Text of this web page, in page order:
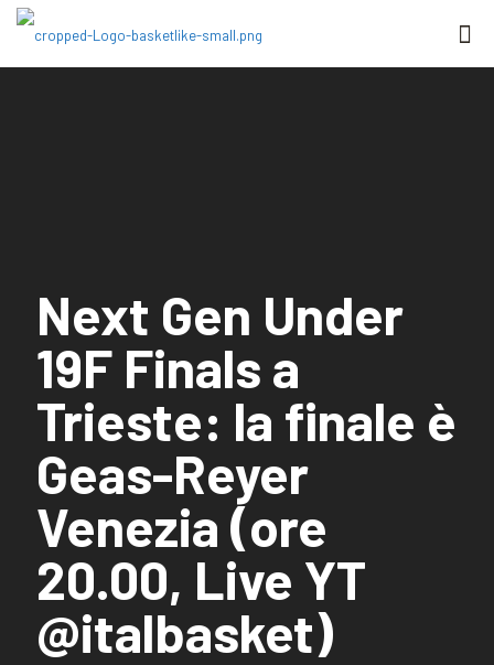
Next Gen Under
19F Finals a
Trieste: la finale è
Geas-Reyer
Venezia (ore
20.00, Live YT
@italbasket)